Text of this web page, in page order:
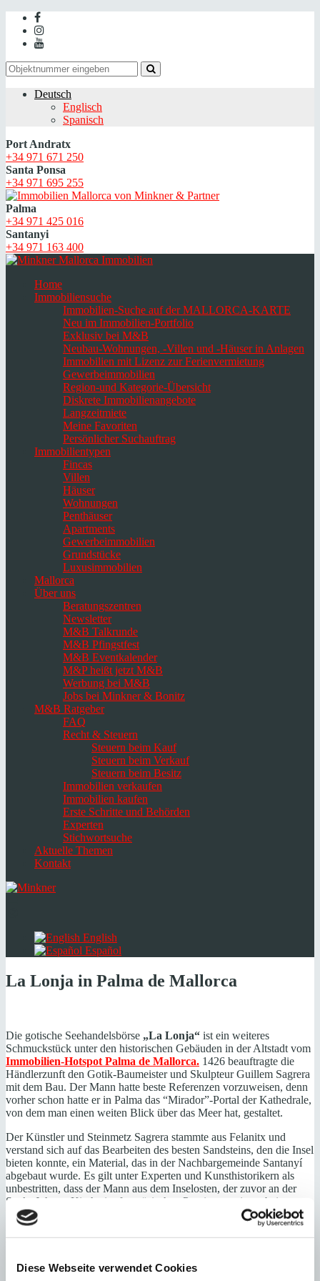
Diese Webseite verwendet Cookies
Deutsch
Englisch
Spanisch
Port Andratx
+34 971 671 250
Santa Ponsa
+34 971 695 255
Palma
+34 971 425 016
Santanyi
+34 971 163 400
Home
Immobiliensuche
Immobilien-Suche auf der MALLORCA-KARTE
Neu im Immobilien-Portfolio
Exklusiv bei M&B
Neubau-Wohnungen, -Villen und -Häuser in Anlagen
Immobilien mit Lizenz zur Ferienvermietung
Gewerbeimmobilien
Region-und Kategorie-Übersicht
Diskrete Immobilienangebote
Langzeitmiete
Meine Favoriten
Persönlicher Suchauftrag
Immobilientypen
Fincas
Villen
Häuser
Wohnungen
Penthäuser
Apartments
Gewerbeimmobilien
Grundstücke
Luxusimmobilien
Mallorca
Über uns
Beratungszentren
Newsletter
M&B Talkrunde
M&B Pfingstfest
M&B Eventkalender
M&P heißt jetzt M&B
Werbung bei M&B
Jobs bei Minkner & Bonitz
M&B Ratgeber
FAQ
Recht & Steuern
Steuern beim Kauf
Steuern beim Verkauf
Steuern beim Besitz
Immobilien verkaufen
Immobilien kaufen
Erste Schritte und Behörden
Experten
Stichwortsuche
Aktuelle Themen
Kontakt
English
Español
La Lonja in Palma de Mallorca
Die gotische Seehandelsbörse „La Lonja“ ist ein weiteres
Schmuckstück unter den historischen Gebäuden in der Altstadt vom
Immobilien-Hotspot Palma de Mallorca. 1426 beauftragte die
Händlerzunft den Gotik-Baumeister und Skulpteur Guillem Sagrera
mit dem Bau. Der Mann hatte beste Referenzen vorzuweisen, denn
vorher schon hatte er in Palma das “Mirador”-Portal der Kathedrale,
von dem man einen weiten Blick über das Meer hat, gestaltet.
Der Künstler und Steinmetz Sagrera stammte aus Felanitx und
verstand sich auf das Bearbeiten des besten Sandsteins, den die Insel
bieten konnte, ein Material, das in der Nachbargemeinde Santanyí
abgebaut wurde. Es gilt unter Experten und Kunsthistorikern als
unbestritten, dass der Mann aus dem Inselosten, der zuvor an der
Sankt-Johann-Kirche im französischen Perpignan mitgearbeitet
hatte, durch den Auftrag der Händler sein vollendetes Können als
Architekt verwirklichen konnte. Mehr noch: Die Lonja in Palma gilt
als das letzte große Werk der Gotik auf Mallorca.
Schon Kaiser Karl der V. war von „La